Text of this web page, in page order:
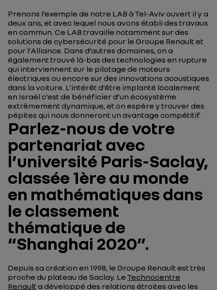
Prenons l’exemple de notre LAB à Tel-Aviv ouvert il y a
deux ans, et avec lequel nous avons établi des travaux
en commun. Ce LAB travaille notamment sur des
solutions de cybersécurité pour le Groupe Renault et
pour l’Alliance. Dans d’autres domaines, on a
également trouvé là-bas des technologies en rupture
qui interviennent sur le pilotage de moteurs
électriques ou encore sur des innovations acoustiques
dans la voiture. L’intérêt d’être implanté localement
en Israël c’est de bénéficier d’un écosystème
extrêmement dynamique, et on espère y trouver des
pépites qui nous donneront un avantage compétitif.
Parlez-nous de votre
partenariat avec
l’université Paris-Saclay,
classée 1ère au monde
en mathématiques dans
le classement
thématique de
“Shanghai 2020”.
Depuis sa création en 1998, le Groupe Renault est très
proche du plateau de Saclay. Le Technocentre
Renaulta développé des relations étroites avec les